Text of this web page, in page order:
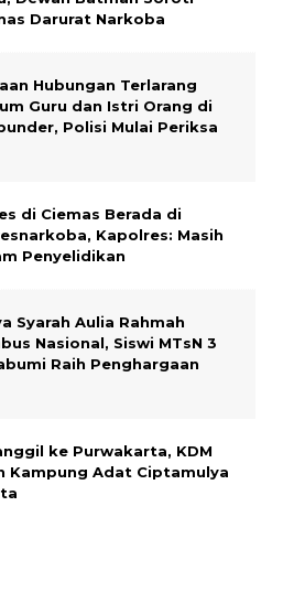
Darurat Narkoba
Hubungan Terlarang
Guru dan Istri Orang di
Polisi Mulai Periksa
di Ciemas Berada di
Kapolres: Masih
Penyelidikan
Syarah Aulia Rahmah
Nasional, Siswi MTsN 3
Raih Penghargaan
ke Purwakarta, KDM
Kampung Adat Ciptamulya